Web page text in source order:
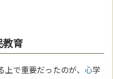
教育
上で重要だったのが、心学